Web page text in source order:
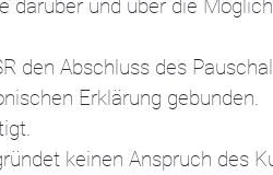
darüber und über die
den Abschluss des
Erklärung gebunden.
keinen Anspruch des